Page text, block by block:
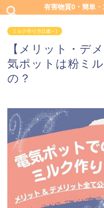
有害物質0・簡単
ミルク作り方(1歳～)
【メリット・デ
気ポットは粉ミ
の？